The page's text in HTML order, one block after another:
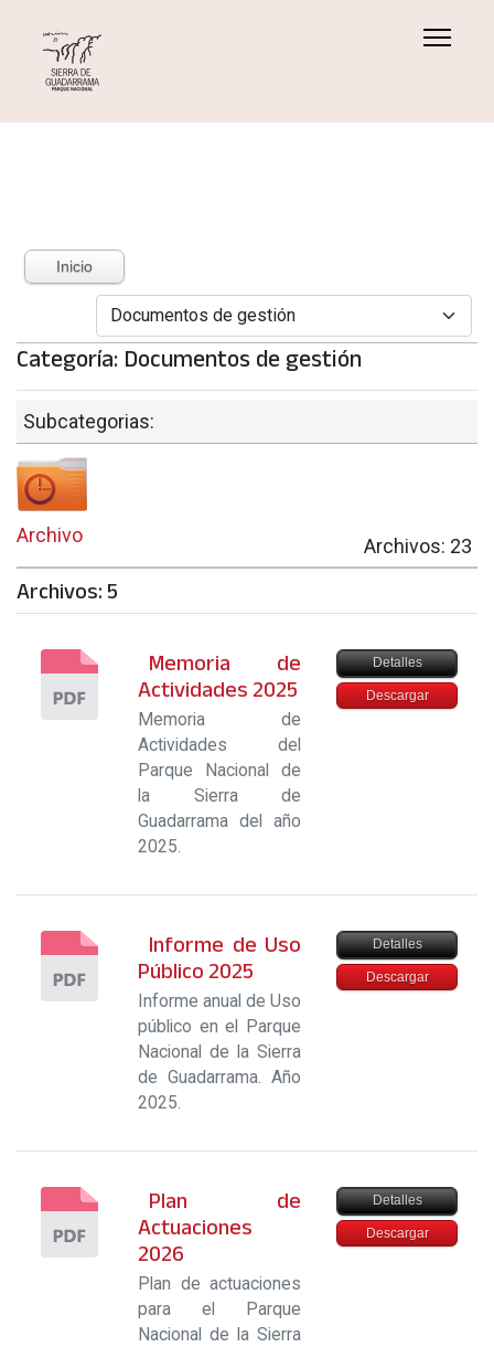
Inicio
Categoría: Documentos de gestión
Subcategorias:
Archivo Archivos: 23
Archivos: 5
Memoria de
Actividades 2025
Memoria de
Actividades del
Parque Nacional de
la Sierra de
Guadarrama del año
2025.
Detalles
Descargar
Informe de Uso
Público 2025
Informe anual de Uso
público en el Parque
Nacional de la Sierra
de Guadarrama. Año
2025.
Detalles
Descargar
Plan de
Actuaciones
2026
Plan de actuaciones
para el Parque
Nacional de la Sierra
Detalles
Descargar